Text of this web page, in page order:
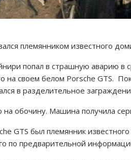
племянником известного
попал в страшную аварию в
на своем белом Porsche GTS.
в разделительное
на обочину. Машина получила
GTS был племянник
по предварительной